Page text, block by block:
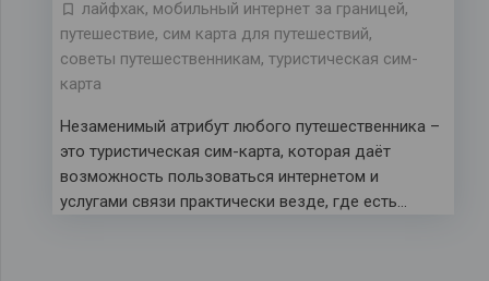
лайфхак, мобильный интернет за границей,
путешествие, сим карта для путешествий,
советы путешественникам, туристическая сим-
карта
Незаменимый атрибут любого путешественника –
это туристическая сим-карта, которая даёт
возможность пользоваться интернетом и
услугами связи практически везде, где есть…